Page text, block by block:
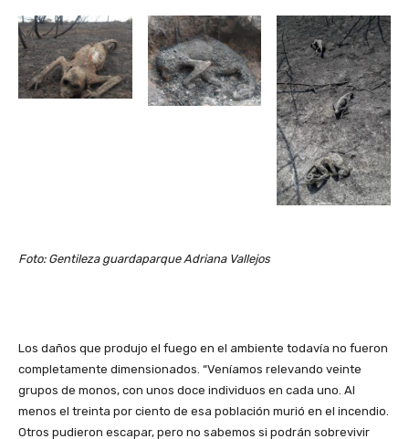
Foto: Gentileza guardaparque Adriana Vallejos
Los daños que produjo el fuego en el ambiente todavía no fueron
completamente dimensionados. “Veníamos relevando veinte
grupos de monos, con unos doce individuos en cada uno. Al
menos el treinta por ciento de esa población murió en el incendio.
Otros pudieron escapar, pero no sabemos si podrán sobrevivir